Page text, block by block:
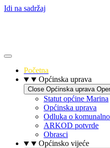
Idi na sadržaj
Početna
Općinska uprava
Close Općinska uprava
Statut općine Marina
Općinska uprava
Odluka o
ARKOD potvrde
Obrasci
Općinsko vijeće